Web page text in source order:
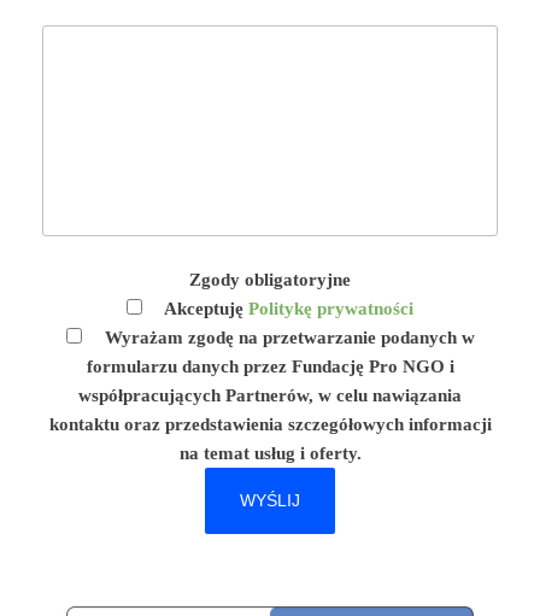
Zgody obligatoryjne
Akceptuję Politykę prywatności
Wyrażam zgodę na przetwarzanie podanych w
formularzu danych przez Fundację Pro NGO i
współpracujących Partnerów, w celu nawiązania
kontaktu oraz przedstawienia szczegółowych informacji
na temat usług i oferty.